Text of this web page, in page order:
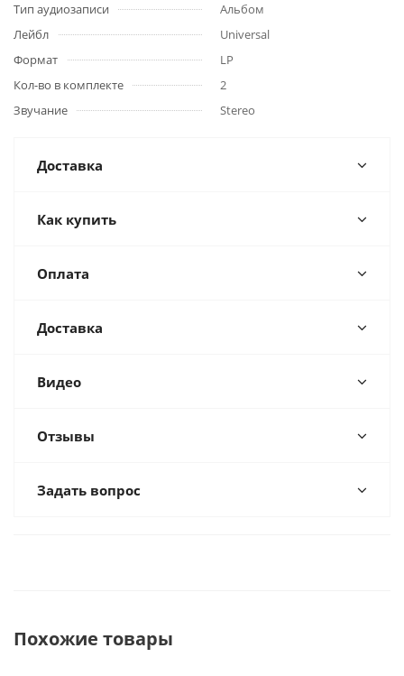
Тип аудиозаписи
Альбом
Лейбл
Universal
Формат
LP
Кол-во в комплекте
2
Звучание
Stereo
Доставка
Как купить
Оплата
Доставка
Видео
Отзывы
Задать вопрос
Похожие товары